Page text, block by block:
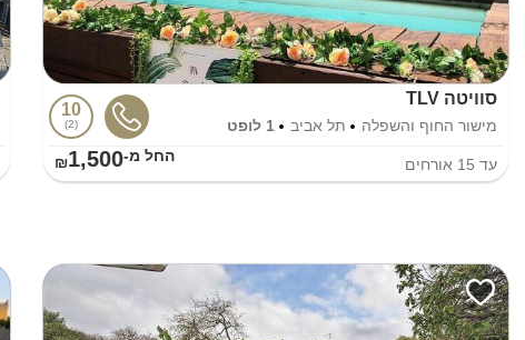
סוויטה TLV
מישור החוף והשפלה תל אביב 1 לופט
10
2
עד 15 אורחים החל מ-₪1,500